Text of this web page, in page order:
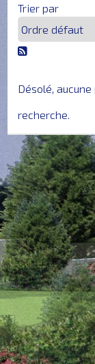
ACCUEIL
VENTES
LOCATIONS
NEUF
RÉALISATIONS
SERVICES
&
PARTENAIRES
CONTACT
Trier par
Désolé,
recherche.